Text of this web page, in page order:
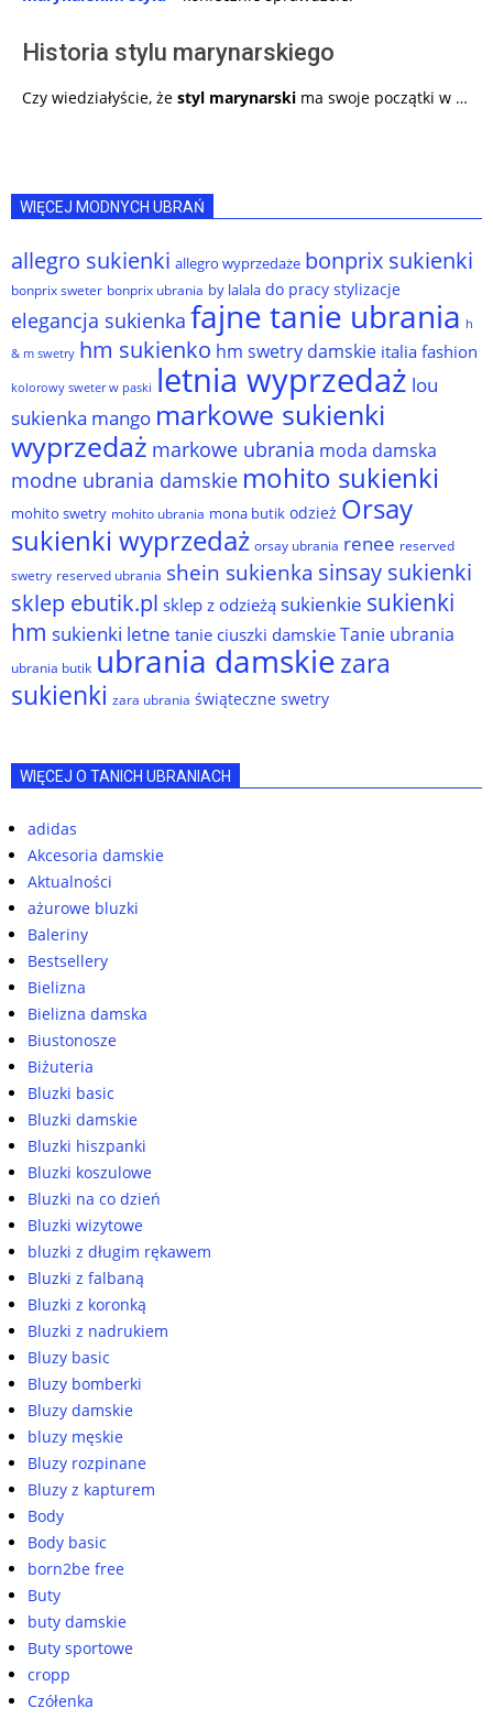
Historia stylu marynarskiego
Czy wiedziałyście, że styl marynarski ma swoje początki w …
WIĘCEJ MODNYCH UBRAŃ
allegro sukienki allegro wyprzedaże bonprix sukienki
bonprix sweter bonprix ubrania by lalala do pracy stylizacje
elegancja sukienka fajne tanie ubrania h
& m swetry hm sukienko hm swetry damskie italia fashion
kolorowy sweter w paski letnia wyprzedaż lou
sukienka mango markowe sukienki
wyprzedaż markowe ubrania moda damska
modne ubrania damskie mohito sukienki
mohito swetry mohito ubrania mona butik odzież Orsay
sukienki wyprzedaż orsay ubrania renee reserved
swetry reserved ubrania shein sukienka sinsay sukienki
sklep ebutik.pl sklep z odzieżą sukienkie sukienki
hm sukienki letne tanie ciuszki damskie Tanie ubrania
ubrania butik ubrania damskiezara
sukienki zara ubrania świąteczne swetry
WIĘCEJ O TANICH UBRANIACH
adidas
Akcesoria damskie
Aktualności
ażurowe bluzki
Baleriny
Bestsellery
Bielizna
Bielizna damska
Biustonosze
Biżuteria
Bluzki basic
Bluzki damskie
Bluzki hiszpanki
Bluzki koszulowe
Bluzki na co dzień
Bluzki wizytowe
bluzki z długim rękawem
Bluzki z falbaną
Bluzki z koronką
Bluzki z nadrukiem
Bluzy basic
Bluzy bomberki
Bluzy damskie
bluzy męskie
Bluzy rozpinane
Bluzy z kapturem
Body
Body basic
born2be free
Buty
buty damskie
Buty sportowe
cropp
Czółenka